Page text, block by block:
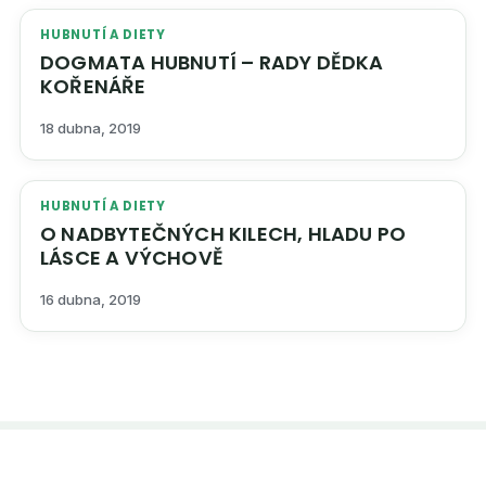
HUBNUTÍ A DIETY
DOGMATA HUBNUTÍ – RADY DĚDKA
KOŘENÁŘE
18 dubna, 2019
HUBNUTÍ A DIETY
O NADBYTEČNÝCH KILECH, HLADU PO
LÁSCE A VÝCHOVĚ
16 dubna, 2019